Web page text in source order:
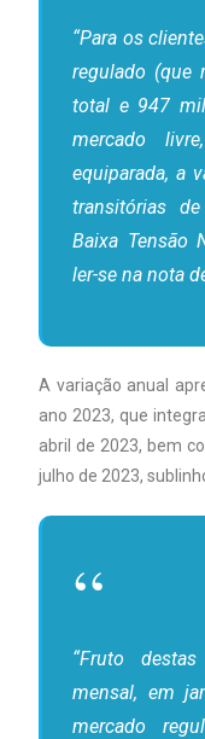
“Para os
regulado (que
total e 947
mercado
equiparada, a
transitórias
Baixa Tensão
ler-se na nota
A variação anual
ano 2023, que
abril de 2023, bem
julho de 2023,
“Fruto
mensal, em
mercado